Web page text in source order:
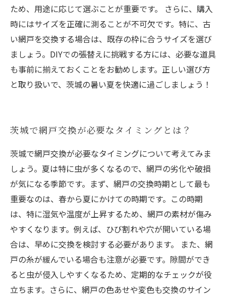
ため、用途に応じて選ぶことが重要です。 さらに、購入
時にはサイズを正確に測ることが不可欠です。特に、古
い網戸を交換する場合は、既存の枠に合うサイズを選び
ましょう。DIYでの張替えに挑戦する方には、必要な道具
も事前に揃えておくことをお勧めします。正しい選び方
と取り扱いで、茨城の暑い夏を快適に過ごしましょう！
茨城で網戸交換が必要なタイミングとは？
茨城で網戸交換が必要なタイミングについて考えてみま
しょう。夏は特に虫が多くなるので、網戸の劣化や破損
が気になる季節です。まず、網戸の交換時期として最も
重要なのは、春から夏にかけての時期です。この時期
は、特に湿気や温度が上昇するため、網戸の素材が傷み
やすくなります。例えば、ひび割れや穴が開いている場
合は、早めに交換を検討する必要があります。 また、網
戸の糸が緩んでいる場合も注意が必要です。隙間ができ
ると虫が侵入しやすくなるため、定期的なチェックが役
立ちます。さらに、網戸の色あせや変色も交換のサイン